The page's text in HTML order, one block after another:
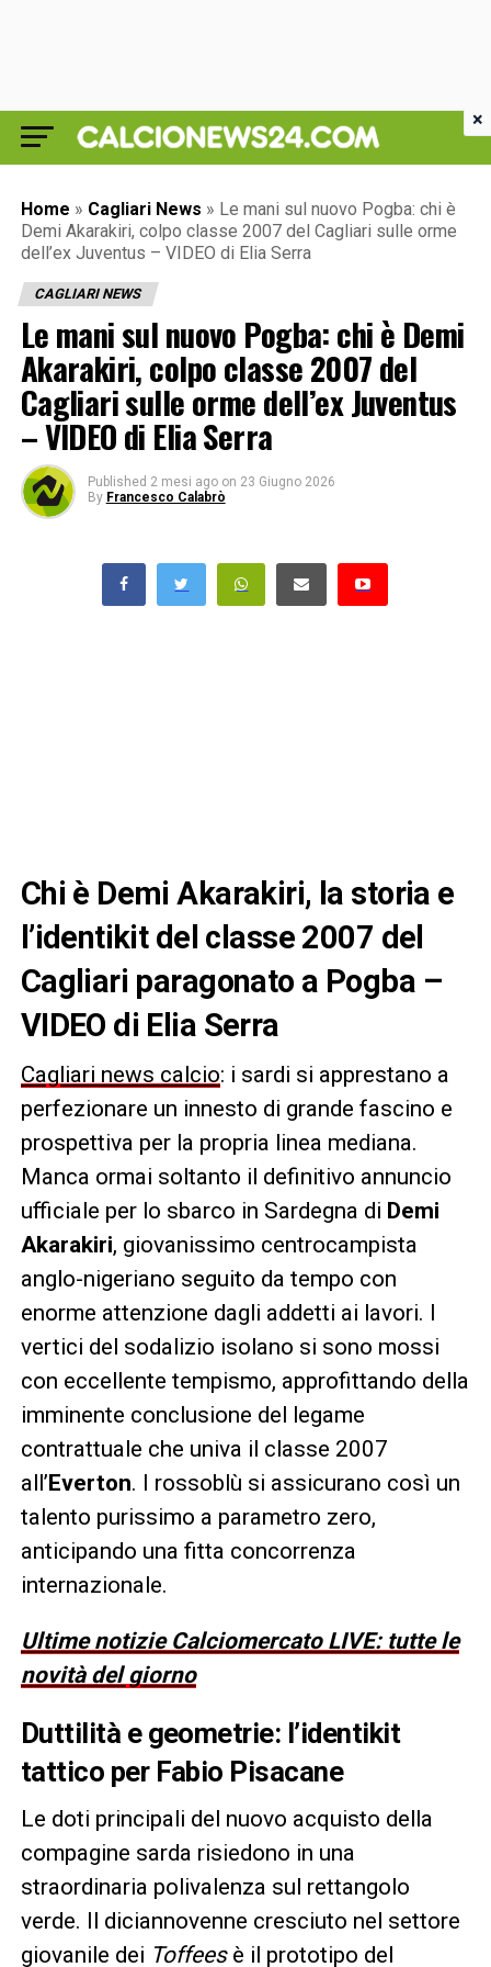
Home » Cagliari News » Le mani sul nuovo Pogba: chi è
Demi Akarakiri, colpo classe 2007 del Cagliari sulle orme
dell’ex Juventus – VIDEO di Elia Serra
CAGLIARI NEWS
Le mani sul nuovo Pogba: chi è Demi
Akarakiri, colpo classe 2007 del
Cagliari sulle orme dell’ex Juventus
– VIDEO di Elia Serra
Published 2 mesi ago on 23 Giugno 2026
By Francesco Calabrò
Chi è Demi Akarakiri, la storia e
l’identikit del classe 2007 del
Cagliari paragonato a Pogba –
VIDEO di Elia Serra
Cagliari news calcio: i sardi si apprestano a
perfezionare un innesto di grande fascino e
prospettiva per la propria linea mediana.
Manca ormai soltanto il definitivo annuncio
ufficiale per lo sbarco in Sardegna di Demi
Akarakiri, giovanissimo centrocampista
anglo-nigeriano seguito da tempo con
enorme attenzione dagli addetti ai lavori. I
vertici del sodalizio isolano si sono mossi
con eccellente tempismo, approfittando della
imminente conclusione del legame
contrattuale che univa il classe 2007
all’Everton. I rossoblù si assicurano così un
talento purissimo a parametro zero,
anticipando una fitta concorrenza
internazionale.
Ultime notizie Calciomercato LIVE: tutte le
novità del giorno
Duttilità e geometrie: l’identikit
tattico per Fabio Pisacane
Le doti principali del nuovo acquisto della
compagine sarda risiedono in una
straordinaria polivalenza sul rettangolo
verde. Il diciannovenne cresciuto nel settore
giovanile dei Toffeesè il prototipo del
×